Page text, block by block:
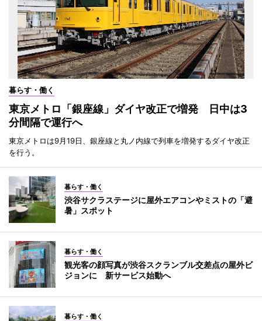
暮らす・働く
東京メトロ「銀座線」ダイヤ改正で増発 日中は3
分間隔で運行へ
東京メトロは9月19日、銀座線と丸ノ内線で列車を増発するダイヤ改正
を行う。
暮らす・働く
渋谷サクラステージに屋外エアコンやミストの「避
暑」スポット
暮らす・働く
観光客の顔写真が渋谷スクランブル交差点の屋外ビ
ジョンに 新サービス始動へ
暮らす・働く